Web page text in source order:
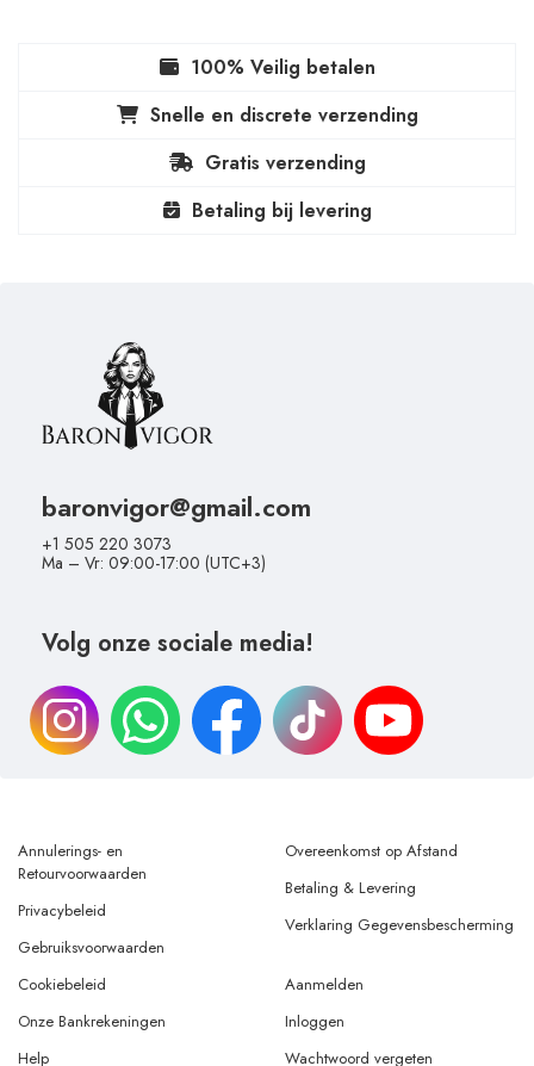
100% Veilig betalen
Snelle en discrete verzending
Gratis verzending
Betaling bij levering
baronvigor@gmail.com
+1 505 220 3073
Ma – Vr: 09:00-17:00 (UTC+3)
Volg onze sociale media!
Annulerings- en
Retourvoorwaarden
Privacybeleid
Gebruiksvoorwaarden
Overeenkomst op Afstand
Betaling & Levering
Verklaring Gegevensbescherming
Cookiebeleid
Onze Bankrekeningen
Help
Aanmelden
Inloggen
Wachtwoord vergeten